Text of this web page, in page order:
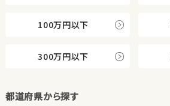
100万円以下
300万円以下
都道府県から探す